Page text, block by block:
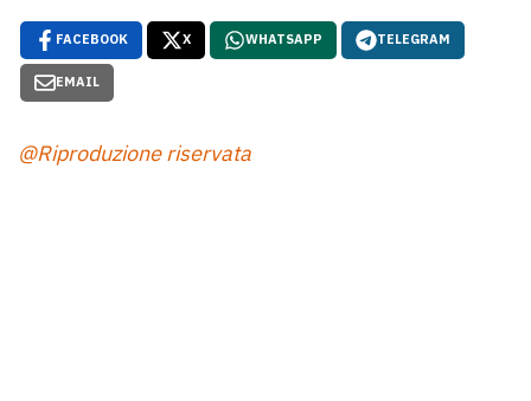
FACEBOOK X WHATSAPP TELEGRAM
EMAIL
@Riproduzione riservata